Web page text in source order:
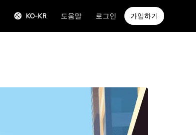
KO-KR 도움말 로그인 가입하기